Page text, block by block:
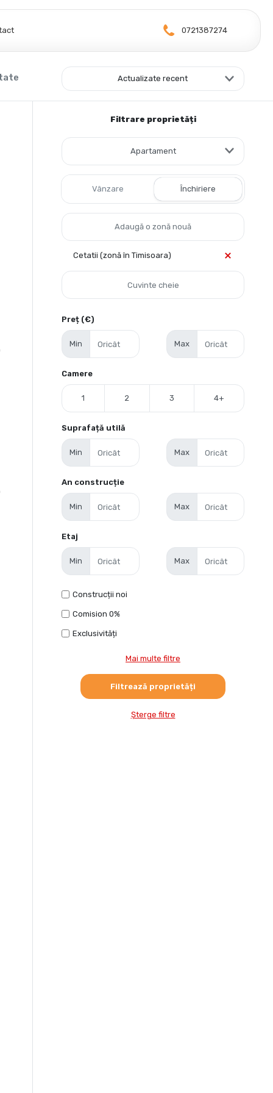
0721387274
Actualizate recent
Filtrare proprietăți
Apartament
Vânzare Închiriere
Cetatii (zonă în Timisoara)
Preț (€)
Min Max
Camere
1 2 3 4+
Suprafață utilă
Min Max
An construcție
Min Max
Etaj
Min Max
Construcții noi
Comision 0%
Exclusivități
Mai multe filtre
Șterge filtre